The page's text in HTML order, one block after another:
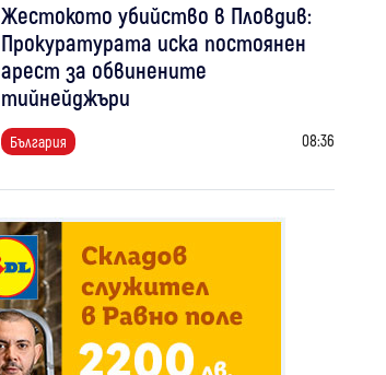
Жестокото убийство в Пловдив:
Прокуратурата иска постоянен
арест за обвинените
тийнейджъри
България 08:36